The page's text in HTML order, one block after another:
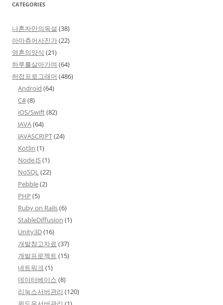
CATEGORIES
나혼자만의독설 (38)
아마츄어사진가(22)
영혼의양식 (21)
하루를살아가며 (64)
허접프로그래머 (486)
Android (64)
C#(8)
iOS/Swift(82)
JAVA(64)
JAVASCRIPT(24)
Kotlin (1)
Node.JS(1)
NoSQL(22)
Pebble(2)
PHP (5)
Ruby on Rails(6)
StableDiffusion (1)
Unity3D(16)
개발참고자료 (37)
개발프로젝트 (15)
네트워크 (1)
데이터베이스 (8)
리눅스서버관리 (120)